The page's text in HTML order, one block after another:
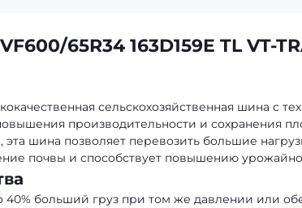
65R34 163D159E TL VT-
сельскохозяйственная шина с
производительности и сохранения
эта шина позволяет перевозить большие
почвы и способствует повышению
40% больший груз при том же давлении или